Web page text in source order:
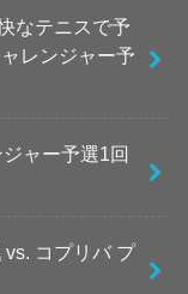
なテニスで予
レンジャー予
ャー予選1回
コプリバ プ